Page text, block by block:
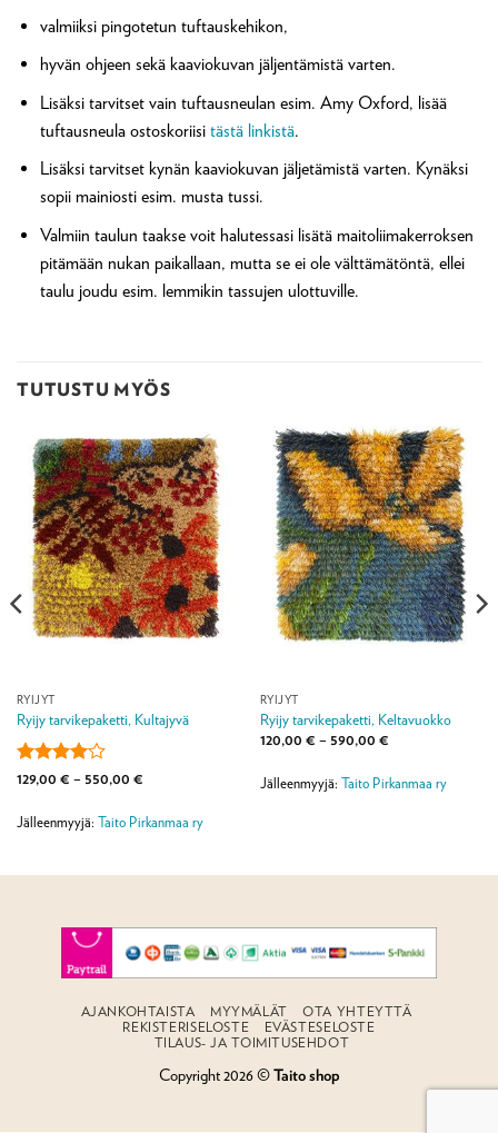
valmiiksi pingotetun tuftauskehikon,
hyvän ohjeen sekä kaaviokuvan jäljentämistä varten.
Lisäksi tarvitset vain tuftausneulan esim. Amy Oxford, lisää
tuftausneula ostoskoriisi tästä linkistä.
Lisäksi tarvitset kynän kaaviokuvan jäljetämistä varten. Kynäksi
sopii mainiosti esim. musta tussi.
Valmiin taulun taakse voit halutessasi lisätä maitoliimakerroksen
pitämään nukan paikallaan, mutta se ei ole välttämätöntä, ellei
taulu joudu esim. lemmikin tassujen ulottuville.
TUTUSTU MYÖS
RYIJYT
Ryijy tarvikepaketti, Kultajyvä
Arvostelu
4 / 5
129,00 € – 550,00 €Hintaluokka:
550,00 €
Jälleenmyyjä: Taito Pirkanmaa ry
RYIJYT
Ryijy tarvikepaketti, Keltavuokko
120,00 € – 590,00 €Hintaluokka:
590,00 €
Jälleenmyyjä: Taito Pirkanmaa ry
AJANKOHTAISTA MYYMÄLÄT
OTA YHTEYTTÄ
REKISTERISELOSTE
EVÄSTESELOSTE
TILAUS- JA TOIMITUSEHDOT
Copyright 2026 ©Taito shop